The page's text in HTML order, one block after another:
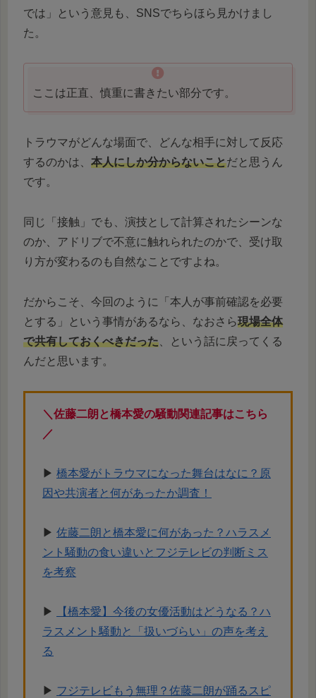
では」という意見も、SNSでちらほら見かけまし
た。
ここは正直、慎重に書きたい部分です。
トラウマがどんな場面で、どんな相手に対して反応
するのかは、 本人にしか分からないことだと思うん
です。
同じ「接触」でも、演技として計算されたシーンな
のか、アドリブで不意に触れられたのかで、受け取
り方が変わるのも自然なことですよね。
だからこそ、今回のように「本人が事前確認を必要
とする」という事情があるなら、なおさら現場全体
で共有しておくべきだった 、という話に戻ってくる
んだと思います。
＼佐藤二朗と橋本愛の騒動関連記事はこちら
／
▶︎ 橋本愛がトラウマになった舞台はなに？原
因や共演者と何があったか調査！
▶︎ 佐藤二朗と橋本愛に何があった？ハラスメ
ント騒動の食い違いとフジテレビの判断ミス
を考察
▶︎
【橋本愛】今後の女優活動はどうなる？ハ
ラスメント騒動と「扱いづらい」の声を考え
る
▶︎ フジテレビもう無理？佐藤二朗が踊るスピ